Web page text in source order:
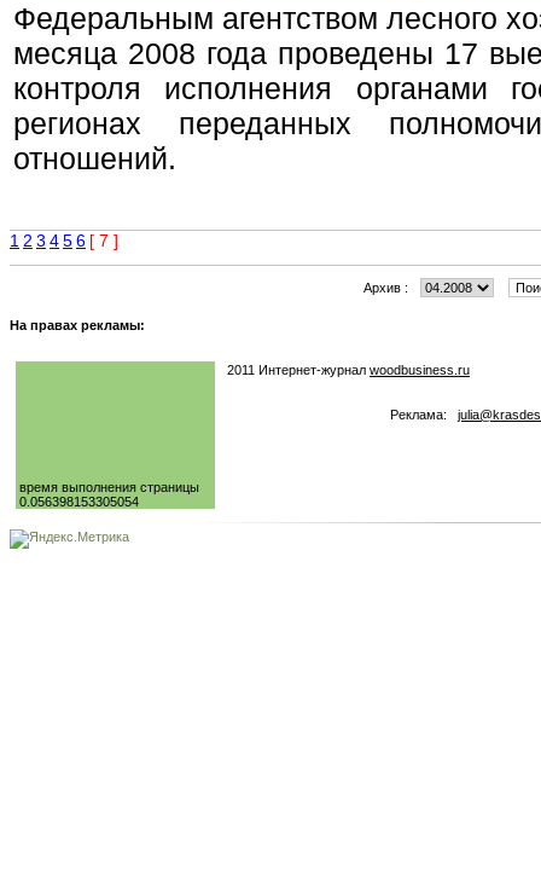
Федеральным агентством лесного
месяца 2008 года проведены 17
контроля исполнения органами
регионах переданных
отношений.
1 2 3 456 [ 7 ]
Архив :
На правах рекламы:
время выполнения страницы
0.056398153305054
2011 Интернет-журнал woodbusiness.ru
Реклама: